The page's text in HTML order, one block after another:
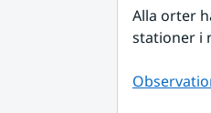
Alla orter
stationer i